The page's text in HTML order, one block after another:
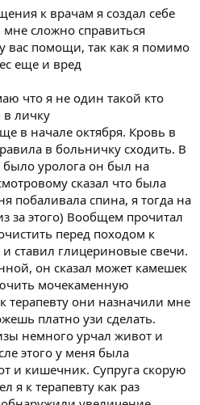
к врачам я создал себе
сложно справиться
вас помощи, так как я помимо
еще и вред
что я не один такой кто
в личку
в начале октября. Кровь в
в больничку сходить. В
уролога он был на
сказал что была
побаливала спина, я тогда на
за этого) Вообщем прочитал
перед походом к
ставил глицериновые свечи.
он сказал может камешек
мочекаменную
терапевту они назначили мне
платно узи сделать.
немного урчал живот и
этого у меня была
и кишечник. Супруга скорую
я к терапевту как раз